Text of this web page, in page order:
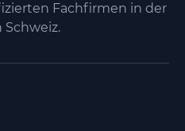
Fachfirmen in der
Schweiz.